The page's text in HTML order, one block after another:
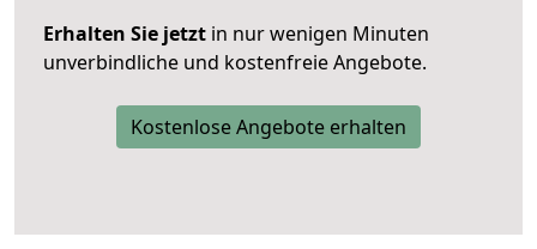
Erhalten Sie jetzt in nur wenigen Minuten
unverbindliche und kostenfreie Angebote.
Kostenlose Angebote erhalten